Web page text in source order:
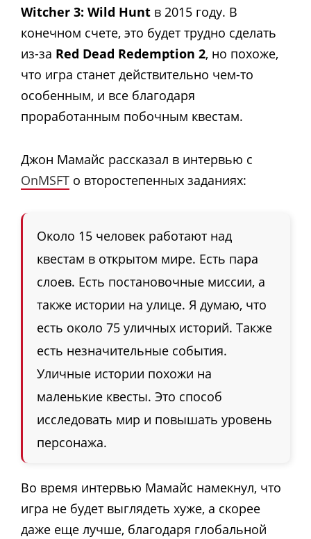
Witcher 3: Wild Hunt в 2015 году. В
конечном счете, это будет трудно сделать
из-за Red Dead Redemption 2, но похоже,
что игра станет действительно чем-то
особенным, и все благодаря
проработанным побочным квестам.
Джон Мамайс рассказал в интервью с
OnMSFT о второстепенных заданиях:
Около 15 человек работают над
квестам в открытом мире. Есть пара
слоев. Есть постановочные миссии, а
также истории на улице. Я думаю, что
есть около 75 уличных историй. Также
есть незначительные события.
Уличные истории похожи на
маленькие квесты. Это способ
исследовать мир и повышать уровень
персонажа.
Во время интервью Мамайс намекнул, что
игра не будет выглядеть хуже, а скорее
даже еще лучше, благодаря глобальной